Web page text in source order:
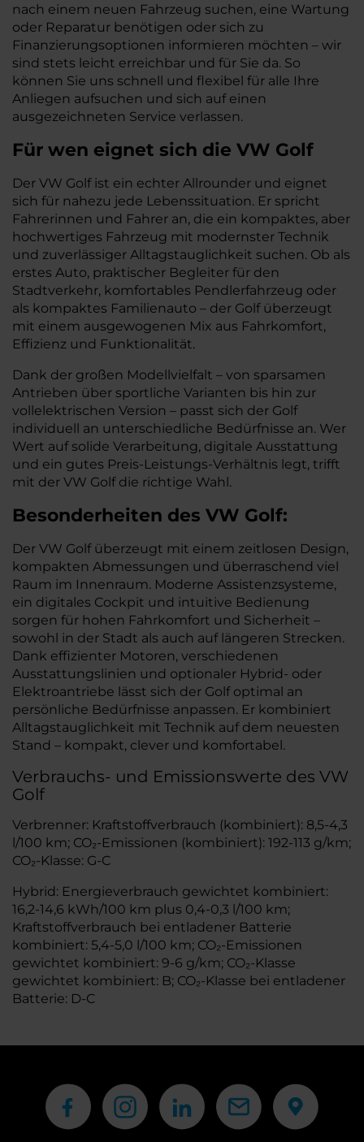
nach einem neuen Fahrzeug suchen, eine Wartung
oder Reparatur benötigen oder sich zu
Finanzierungsoptionen informieren möchten – wir
sind stets leicht erreichbar und für Sie da. So
können Sie uns schnell und flexibel für alle Ihre
Anliegen aufsuchen und sich auf einen
ausgezeichneten Service verlassen.
Für wen eignet sich die VW Golf
Der VW Golf ist ein echter Allrounder und eignet
sich für nahezu jede Lebenssituation. Er spricht
Fahrerinnen und Fahrer an, die ein kompaktes, aber
hochwertiges Fahrzeug mit modernster Technik
und zuverlässiger Alltagstauglichkeit suchen. Ob als
erstes Auto, praktischer Begleiter für den
Stadtverkehr, komfortables Pendlerfahrzeug oder
als kompaktes Familienauto – der Golf überzeugt
mit einem ausgewogenen Mix aus Fahrkomfort,
Effizienz und Funktionalität.
Dank der großen Modellvielfalt – von sparsamen
Antrieben über sportliche Varianten bis hin zur
vollelektrischen Version – passt sich der Golf
individuell an unterschiedliche Bedürfnisse an. Wer
Wert auf solide Verarbeitung, digitale Ausstattung
und ein gutes Preis-Leistungs-Verhältnis legt, trifft
mit der VW Golf die richtige Wahl.
Besonderheiten des VW Golf:
Der VW Golf überzeugt mit einem zeitlosen Design,
kompakten Abmessungen und überraschend viel
Raum im Innenraum. Moderne Assistenzsysteme,
ein digitales Cockpit und intuitive Bedienung
sorgen für hohen Fahrkomfort und Sicherheit –
sowohl in der Stadt als auch auf längeren Strecken.
Dank effizienter Motoren, verschiedenen
Ausstattungslinien und optionaler Hybrid- oder
Elektroantriebe lässt sich der Golf optimal an
persönliche Bedürfnisse anpassen. Er kombiniert
Alltagstauglichkeit mit Technik auf dem neuesten
Stand – kompakt, clever und komfortabel.
Verbrauchs- und Emissionswerte des VW
Golf
Verbrenner: Kraftstoffverbrauch (kombiniert): 8,5-4,3
l/100 km; CO₂-Emissionen (kombiniert): 192-113 g/km;
CO₂-Klasse: G-C
Hybrid: Energieverbrauch gewichtet kombiniert:
16,2-14,6 kWh/100 km plus 0,4-0,3 l/100 km;
Kraftstoffverbrauch bei entladener Batterie
kombiniert: 5,4-5,0 l/100 km; CO₂-Emissionen
gewichtet kombiniert: 9-6 g/km; CO₂-Klasse
gewichtet kombiniert: B; CO₂-Klasse bei entladener
Batterie: D-C